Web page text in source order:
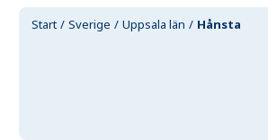
Start Sverige Uppsala län Hånsta